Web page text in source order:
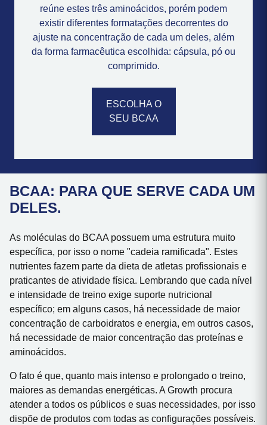
reúne estes três aminoácidos, porém podem
existir diferentes formatações decorrentes do
ajuste na concentração de cada um deles, além
da forma farmacêutica escolhida: cápsula, pó ou
comprimido.
ESCOLHA O
SEU BCAA
BCAA: PARA QUE SERVE CADA UM
DELES.
As moléculas do BCAA possuem uma estrutura muito
específica, por isso o nome "cadeia ramificada". Estes
nutrientes fazem parte da dieta de atletas profissionais e
praticantes de atividade física. Lembrando que cada nível
e intensidade de treino exige suporte nutricional
específico; em alguns casos, há necessidade de maior
concentração de carboidratos e energia, em outros casos,
há necessidade de maior concentração das proteínas e
aminoácidos.
O fato é que, quanto mais intenso e prolongado o treino,
maiores as demandas energéticas. A Growth procura
atender a todos os públicos e suas necessidades, por isso
dispõe de produtos com todas as configurações possíveis.